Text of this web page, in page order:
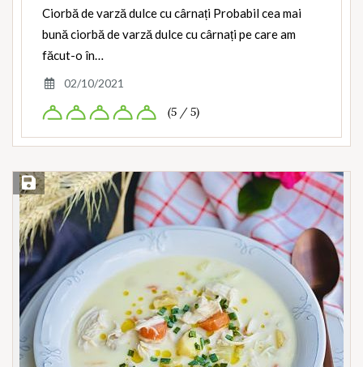
Ciorbă de varză dulce cu cârnați Probabil cea mai
bună ciorbă de varză dulce cu cârnați pe care am
făcut-o în…
02/10/2021
(5 / 5)
Save Recipe